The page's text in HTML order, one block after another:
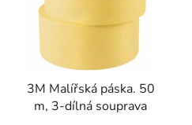
3M Malířská páska. 50
m, 3-dílná souprava